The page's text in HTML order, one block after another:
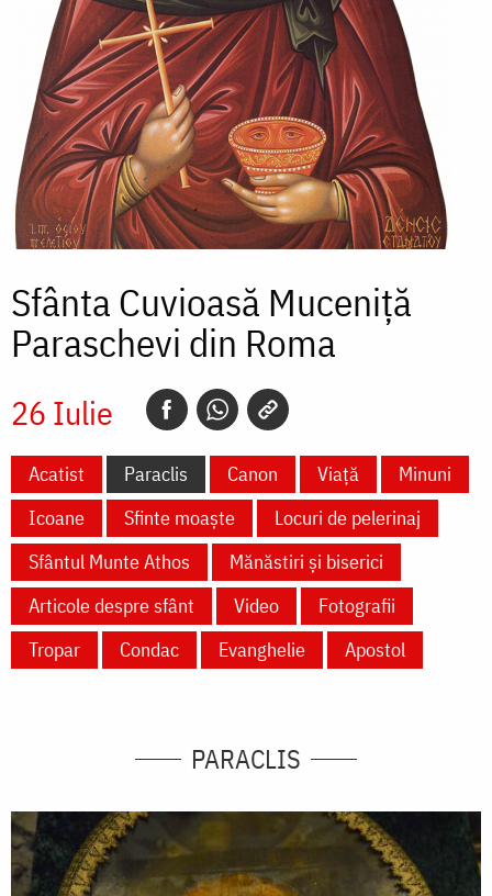
Sfânta Cuvioasă Muceniță
Paraschevi din Roma
26 Iulie
Acatist Paraclis Canon Viață
Minuni
Icoane
Sfinte moaște
Locuri de pelerinaj
Sfântul Munte Athos
Mănăstiri și biserici
Articole despre sfânt
Video
Fotografii
Tropar
Condac Evanghelie Apostol
PARACLIS